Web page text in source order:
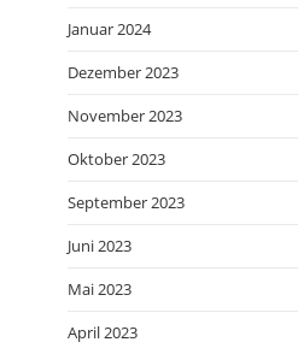
Januar 2024
Dezember 2023
November 2023
Oktober 2023
September 2023
Juni 2023
Mai 2023
April 2023